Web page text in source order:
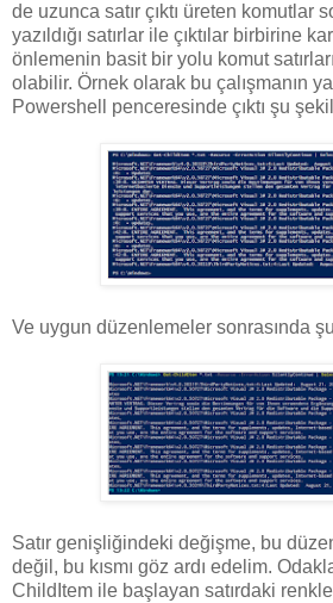
de uzunca satır çıktı üreten komutlar
yazıldığı satırlar ile çıktılar birbirine
önlemenin basit bir yolu komut
olabilir. Örnek olarak bu çalışmanın
Powershell penceresinde çıktı şu
Ve uygun düzenlemeler sonrasında
Satır genişliğindeki değişme, bu
değil, bu kısmı göz ardı edelim.
ChildItem ile başlayan satırdaki